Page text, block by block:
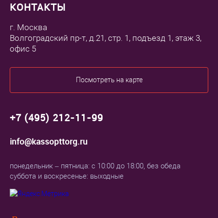
КОНТАКТЫ
г. Москва
Волгоградский пр-т, д.21, стр. 1, подъезд 1, этаж 3,
офис 5
Посмотреть на карте
+7 (495) 212-11-99
info@kassopttorg.ru
понедельник – пятница: с 10:00 до 18:00, без обеда
суббота и воскресенье: выходные